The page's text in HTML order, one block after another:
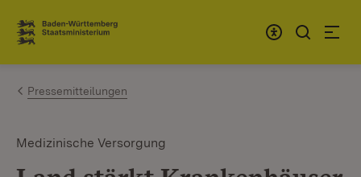
Zum Inhalt springen
Link zur Startseite
Pressemitteilungen
Medizinische Versorgung